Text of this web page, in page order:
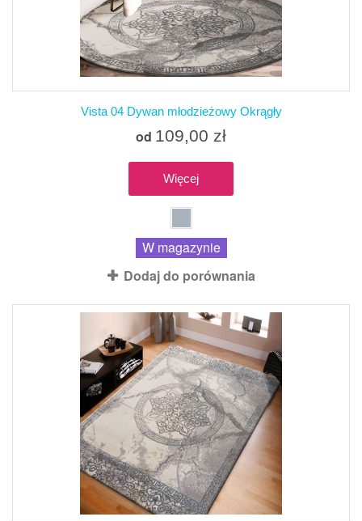
Vista 04 Dywan młodzieżowy Okrągły
od 109,00 zł
Więcej
W magazynie
Dodaj do porównania